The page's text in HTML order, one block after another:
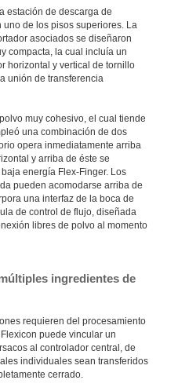
estación de descarga de
de los pisos superiores. La
asociados se diseñaron
compacta, la cual incluía un
horizontal y vertical de tornillo
unión de transferencia
muy cohesivo, el cual tiende
una combinación de dos
opera inmediatamente arriba
y arriba de éste se
energía Flex-Finger. Los
pueden acomodarse arriba de
una interfaz de la boca de
de control de flujo, diseñada
libres de polvo al momento
ingredientes de
requieren del procesamiento
puede vincular un
al controlador central, de
individuales sean transferidos
cerrado.